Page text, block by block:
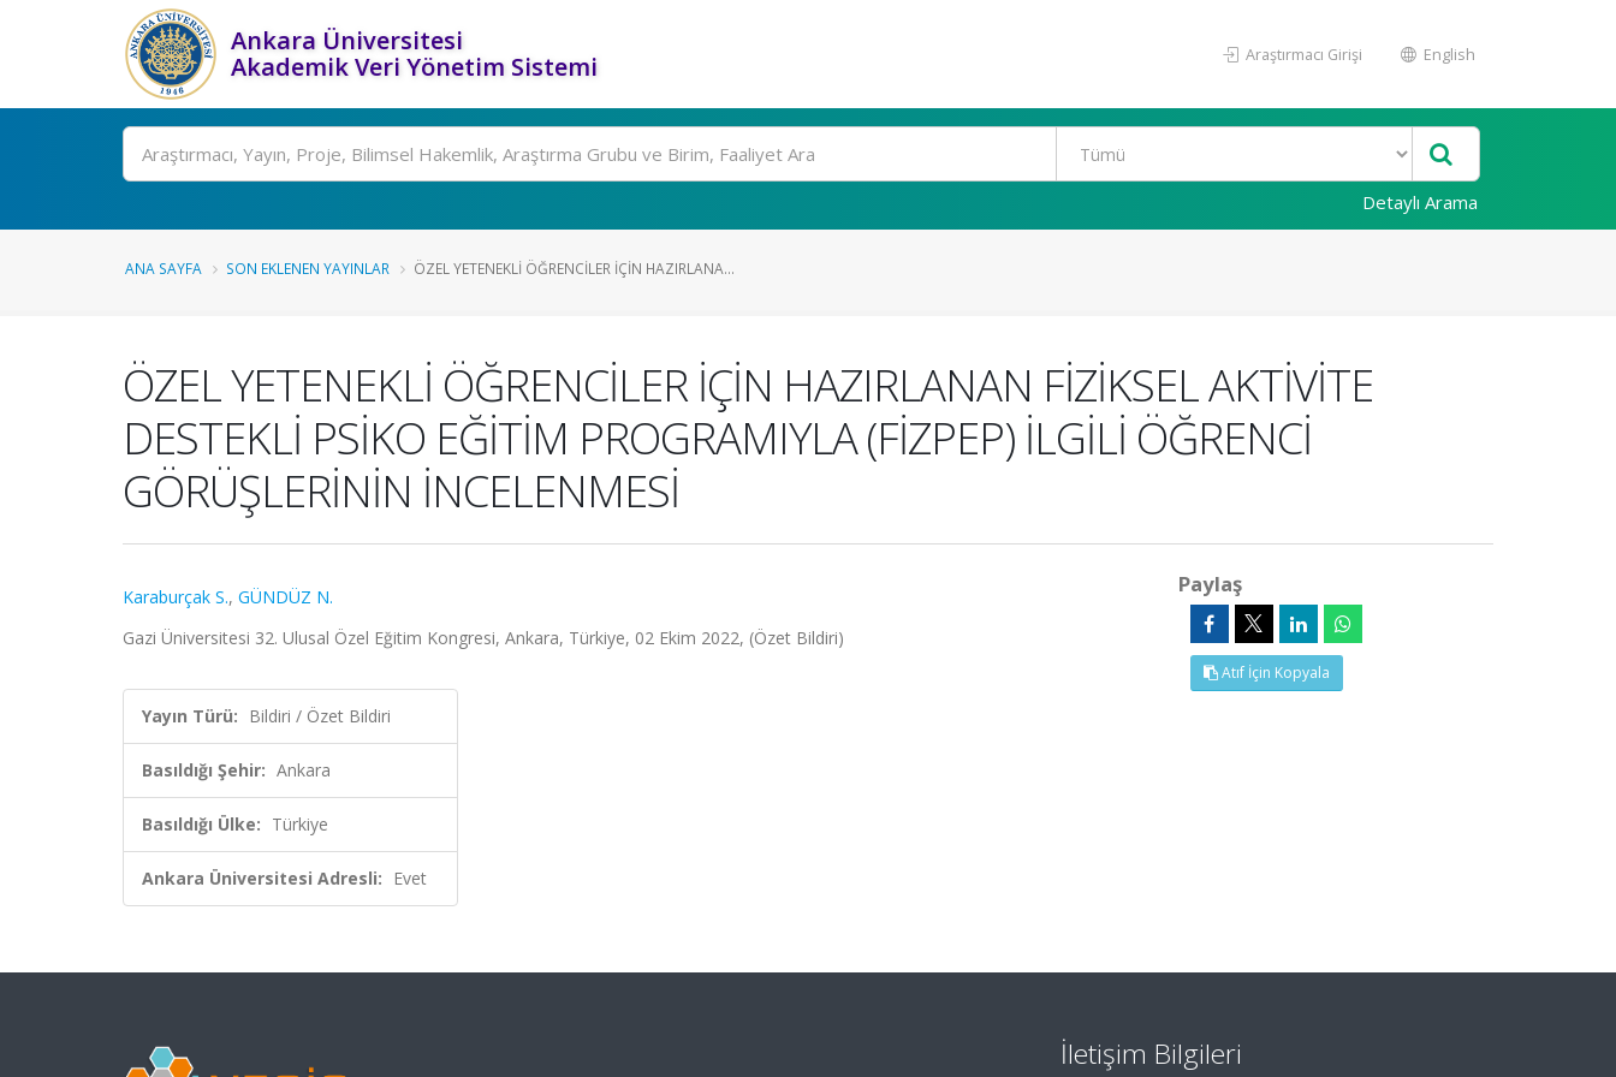
Ankara Üniversitesi
Akademik Veri Yönetim Sistemi
Araştırmacı Girişi English
Ara
Detaylı Arama
ANA SAYFA SON EKLENEN YAYINLAR ÖZEL YETENEKLİ ÖĞRENCİLER İÇİN HAZIRLANA...
ÖZEL YETENEKLİ ÖĞRENCİLER İÇİN HAZIRLANAN FİZİKSEL AKTİVİTE
DESTEKLİ PSİKO EĞİTİM PROGRAMIYLA (FİZPEP) İLGİLİ ÖĞRENCİ
GÖRÜŞLERİNİN İNCELENMESİ
Karaburçak S., GÜNDÜZ N.
Gazi Üniversitesi 32. Ulusal Özel Eğitim Kongresi, Ankara, Türkiye, 02 Ekim 2022, (Özet Bildiri)
Yayın Türü: Bildiri / Özet Bildiri
Basıldığı Şehir: Ankara
Basıldığı Ülke: Türkiye
Ankara Üniversitesi Adresli: Evet
Paylaş
Atıf İçin Kopyala
İletişim Bilgileri